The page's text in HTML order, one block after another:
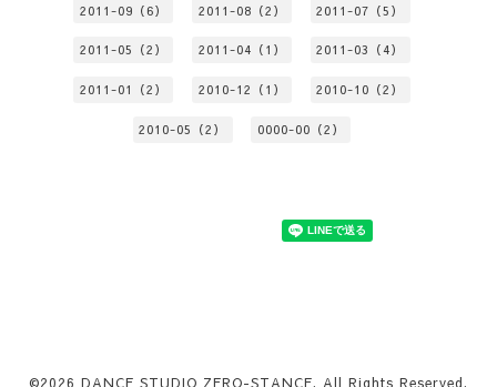
2011-09（6） 2011-08（2） 2011-07（5）
2011-05（2） 2011-04（1） 2011-03（4）
2011-01（2） 2010-12（1） 2010-10（2）
2010-05（2） 0000-00（2）
©2026 DANCE STUDIO ZERO-STANCE. All Rights Reserved.